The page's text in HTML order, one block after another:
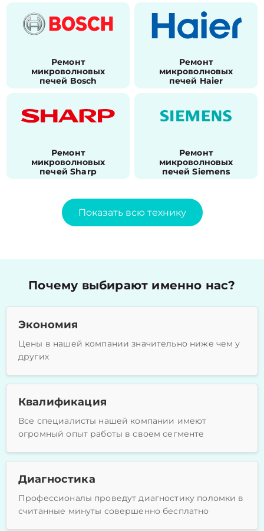
Ремонт
микроволновых
печей Bosch
Ремонт
микроволновых
печей Haier
Ремонт
микроволновых
печей Sharp
Ремонт
микроволновых
печей Siemens
Показать всю технику
Почему выбирают именно нас?
Экономия
Цены в нашей компании значительно ниже чем у
других
Квалификация
Все специалисты нашей компании имеют
огромный опыт работы в своем сегменте
Диагностика
Профессионалы проведут диагностику поломки в
считанные минуты совершенно бесплатно